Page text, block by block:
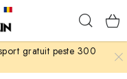
gratuit peste 300